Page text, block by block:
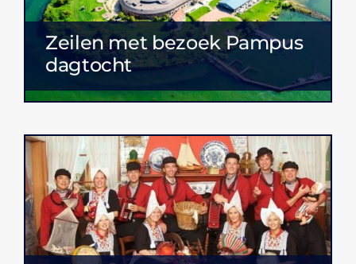
Zeilen met bezoek Pampus
dagtocht